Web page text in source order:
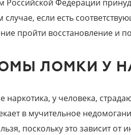
Российской Федерации
если есть
пройти восстановление и
ЛОМКИ У
наркотика, у человека,
в мучительное
поскольку это зависит